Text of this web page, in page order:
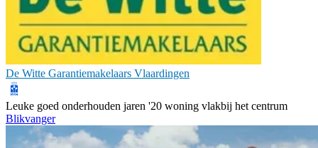
De Witte Garantiemakelaars Vlaardingen
Leuke goed onderhouden jaren '20 woning vlakbij het centrum
Blikvanger